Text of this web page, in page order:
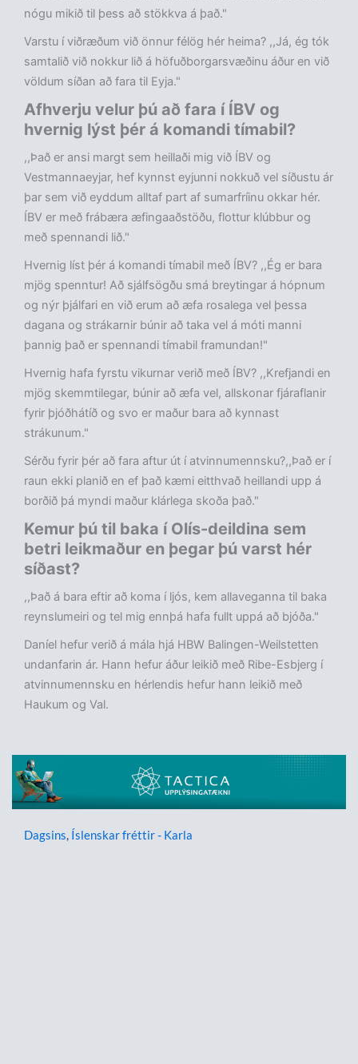
nógu mikið til þess að stökkva á það."
Varstu í viðræðum við önnur félög hér heima? ,,Já, ég tók
samtalið við nokkur lið á höfuðborgarsvæðinu áður en við
völdum síðan að fara til Eyja."
Afhverju velur þú að fara í ÍBV og
hvernig lýst þér á komandi tímabil?
,,Það er ansi margt sem heillaði mig við ÍBV og
Vestmannaeyjar, hef kynnst eyjunni nokkuð vel síðustu ár
þar sem við eyddum alltaf part af sumarfríinu okkar hér.
ÍBV er með frábæra æfingaaðstöðu, flottur klúbbur og
með spennandi lið."
Hvernig líst þér á komandi tímabil með ÍBV? ,,Ég er bara
mjög spenntur! Að sjálfsögðu smá breytingar á hópnum
og nýr þjálfari en við erum að æfa rosalega vel þessa
dagana og strákarnir búnir að taka vel á móti manni
þannig það er spennandi tímabil framundan!"
Hvernig hafa fyrstu vikurnar verið með ÍBV? ,,Krefjandi en
mjög skemmtilegar, búnir að æfa vel, allskonar fjáraflanir
fyrir þjóðhátíð og svo er maður bara að kynnast
strákunum."
Sérðu fyrir þér að fara aftur út í atvinnumennsku?,,Það er í
raun ekki planið en ef það kæmi eitthvað heillandi upp á
borðið þá myndi maður klárlega skoða það."
Kemur þú til baka í Olís-deildina sem
betri leikmaður en þegar þú varst hér
síðast?
,,Það á bara eftir að koma í ljós, kem allaveganna til baka
reynslumeiri og tel mig ennþá hafa fullt uppá að bjóða."
Daníel hefur verið á mála hjá HBW Balingen-Weilstetten
undanfarin ár. Hann hefur áður leikið með Ribe-Esbjerg í
atvinnumennsku en hérlendis hefur hann leikið með
Haukum og Val.
Dagsins, Íslenskar fréttir - Karla